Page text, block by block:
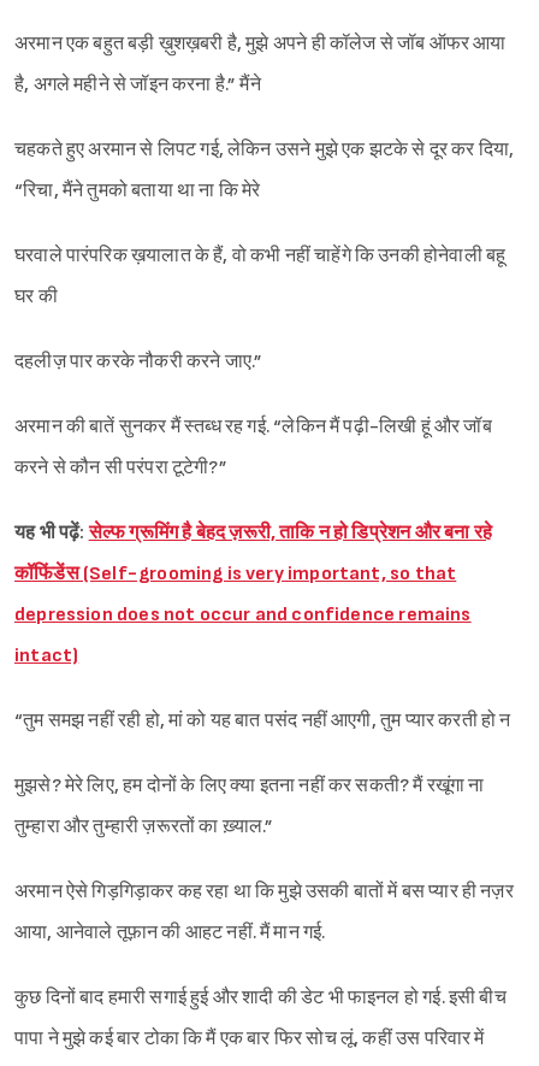
अरमान एक बहुत बड़ी ख़ुशख़बरी है, मुझे अपने ही कॉलेज से जॉब ऑफर आया
है, अगले महीने से जॉइन करना है.” मैंने
चहकते हुए अरमान से लिपट गई, लेकिन उसने मुझे एक झटके से दूर कर दिया,
“रिचा, मैंने तुमको बताया था ना कि मेरे
घरवाले पारंपरिक ख़यालात के हैं, वो कभी नहीं चाहेंगे कि उनकी होनेवाली बहू
घर की
दहलीज़ पार करके नौकरी करने जाए.”
अरमान की बातें सुनकर मैं स्तब्ध रह गई. “लेकिन मैं पढ़ी-लिखी हूं और जॉब
करने से कौन सी परंपरा टूटेगी?”
यह भी पढ़ें:सेल्फ ग्रूमिंग है बेहद ज़रूरी, ताकि न हो डिप्रेशन और बना रहे
कॉफिंडेंस (Self-grooming is very important, so that
depression does not occur and confidence remains
intact)
“तुम समझ नहीं रही हो, मां को यह बात पसंद नहीं आएगी, तुम प्यार करती हो न
मुझसे? मेरे लिए, हम दोनों के लिए क्या इतना नहीं कर सकती? मैं रखूंगा ना
तुम्हारा और तुम्हारी ज़रूरतों का ख़्याल.”
अरमान ऐसे गिड़गिड़ाकर कह रहा था कि मुझे उसकी बातों में बस प्यार ही नज़र
आया, आनेवाले तूफ़ान की आहट नहीं. मैं मान गई.
कुछ दिनों बाद हमारी सगाई हुई और शादी की डेट भी फाइनल हो गई. इसी बीच
पापा ने मुझे कई बार टोका कि मैं एक बार फिर सोच लूं, कहीं उस परिवार में